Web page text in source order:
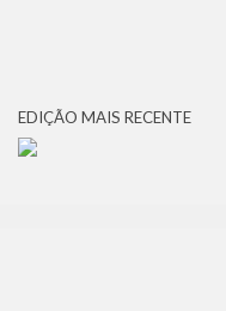
EDIÇÃO MAIS RECENTE